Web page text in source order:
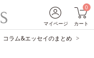
マイページ
0
カート
コラム&エッセイのまとめ